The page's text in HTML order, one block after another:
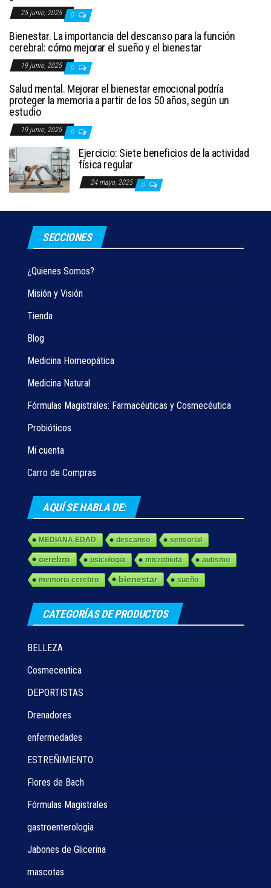
25 junio, 2025 0
Bienestar. La importancia del descanso para la función
cerebral: cómo mejorar el sueño y el bienestar
19 junio, 2025 0
Salud mental. Mejorar el bienestar emocional podría
proteger la memoria a partir de los 50 años, según un
estudio
19 junio, 2025 0
Ejercicio: Siete beneficios de la actividad
física regular
24 mayo, 2025 0
SECCIONES
¿Quienes Somos?
Misión y Visión
Tienda
Blog
Medicina Homeopática
Medicina Natural
Fórmulas Magistrales: Farmacéuticas y Cosmecéutica
Probióticos
Mi cuenta
Carro de Compras
AQUÍ SE HABLA DE:
MEDIANA EDAD descanso sensorial
cerebro psicologia microbiota autismo
memoria cerebro bienestar sueño
CATEGORÍAS DE PRODUCTOS
BELLEZA
Cosmeceutica
DEPORTISTAS
Drenadores
enfermedades
ESTREÑIMIENTO
Flores de Bach
Fórmulas Magistrales
gastroenterologia
Jabones de Glicerina
mascotas